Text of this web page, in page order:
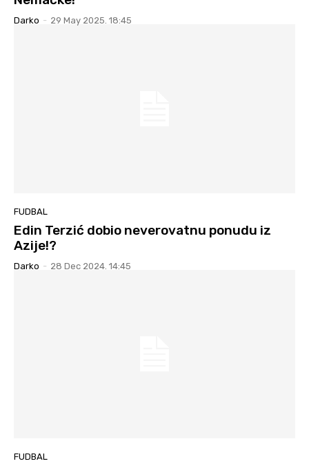
Darko - 29 May 2025. 18:45
FUDBAL
Edin Terzić dobio neverovatnu ponudu iz
Azije!?
Darko - 28 Dec 2024. 14:45
FUDBAL